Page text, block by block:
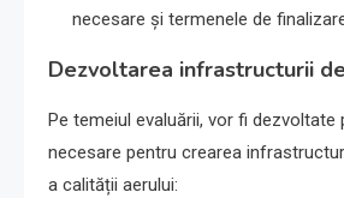
necesare și termenele de
Dezvoltarea infrastructurii
Pe temeiul evaluării, vor fi dezvoltate
necesare pentru crearea
a calității aerului: